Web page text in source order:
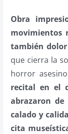
Obra
movimientos
también
que cierra la
horror
recital en el
abrazaron
calado y
cita